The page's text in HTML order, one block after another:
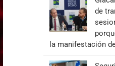
de
la manifestación